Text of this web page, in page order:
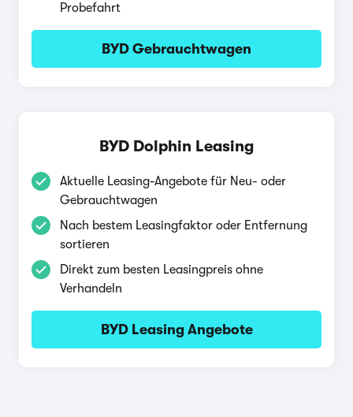
Probefahrt
BYD Gebrauchtwagen
BYD Dolphin Leasing
Aktuelle Leasing-Angebote für Neu- oder
Gebrauchtwagen
Nach bestem Leasingfaktor oder Entfernung
sortieren
Direkt zum besten Leasingpreis ohne
Verhandeln
BYD Leasing Angebote